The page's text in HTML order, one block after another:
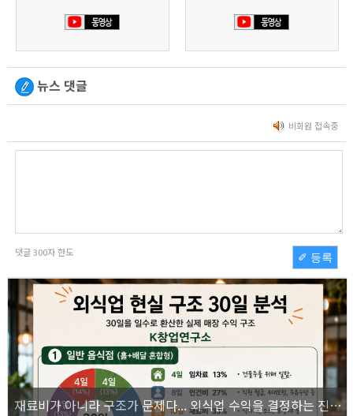
뉴스 댓글
비회원 접속중
댓글300자 한도 ✐ 등록
재료비가 아니라 구조가 문제다... 외식업 수익을 결정하는 진짜 숫자의 비밀